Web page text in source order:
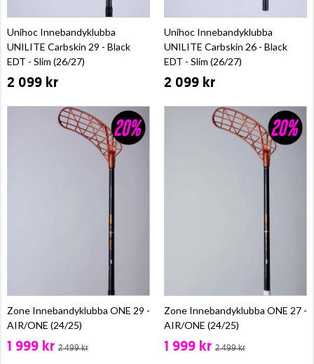
Unihoc Innebandyklubba
UNILITE Carbskin 29 - Black
EDT - Slim (26/27)
2 099 kr
Unihoc Innebandyklubba
UNILITE Carbskin 26 - Black
EDT - Slim (26/27)
2 099 kr
Zone Innebandyklubba ONE 29 -
AIR/ONE (24/25)
1 999 kr 2 499 kr
Zone Innebandyklubba ONE 27 -
AIR/ONE (24/25)
1 999 kr 2 499 kr